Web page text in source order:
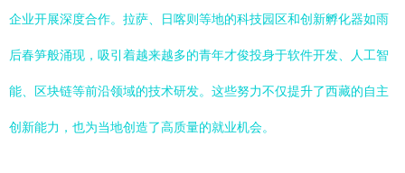
企业开展深度合作。拉萨、日喀则等地的科技园区和创新孵化器如雨
后春笋般涌现，吸引着越来越多的青年才俊投身于软件开发、人工智
能、区块链等前沿领域的技术研发。这些努力不仅提升了西藏的自主
创新能力，也为当地创造了高质量的就业机会。